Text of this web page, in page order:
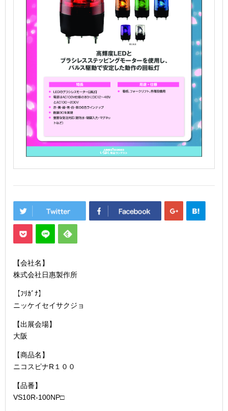
【会社名】
株式会社日惠製作所
【ﾌﾘｶﾞﾅ】
ニッケイセイサクジョ
【出展会場】
大阪
【商品名】
ニコスピナR１００
【品番】
VS10R-100NP□